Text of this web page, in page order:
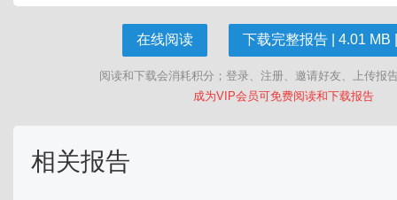
在线阅读 下载完整报告 | 4.01 MB
阅读和下载会消耗积分；登录、注册、邀请好友、上传报
成为VIP会员可免费阅读和下载报告
相关报告